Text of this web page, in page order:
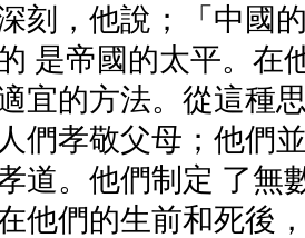
刻，他說；「中國
是帝國的太平。在
宜的方法。從這種
人們孝敬父母；他們
道。他們制定 了無
他們的生前和死後